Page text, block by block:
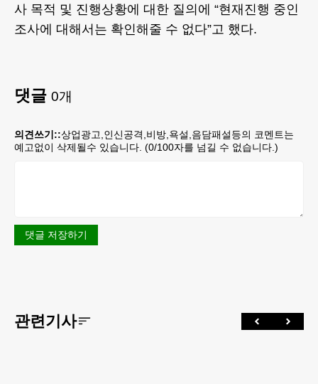
사 목적 및 진행상황에 대한 질의에 “현재진행 중인
조사에 대해서는 확인해줄 수 없다”고 했다.
댓글 0개
의견쓰기::상업광고,인신공격,비방,욕설,음담패설등의 코멘트는
예고없이 삭제될수 있습니다. (0/100자를 넘길 수 없습니다.)
댓글 저장하기
관련기사